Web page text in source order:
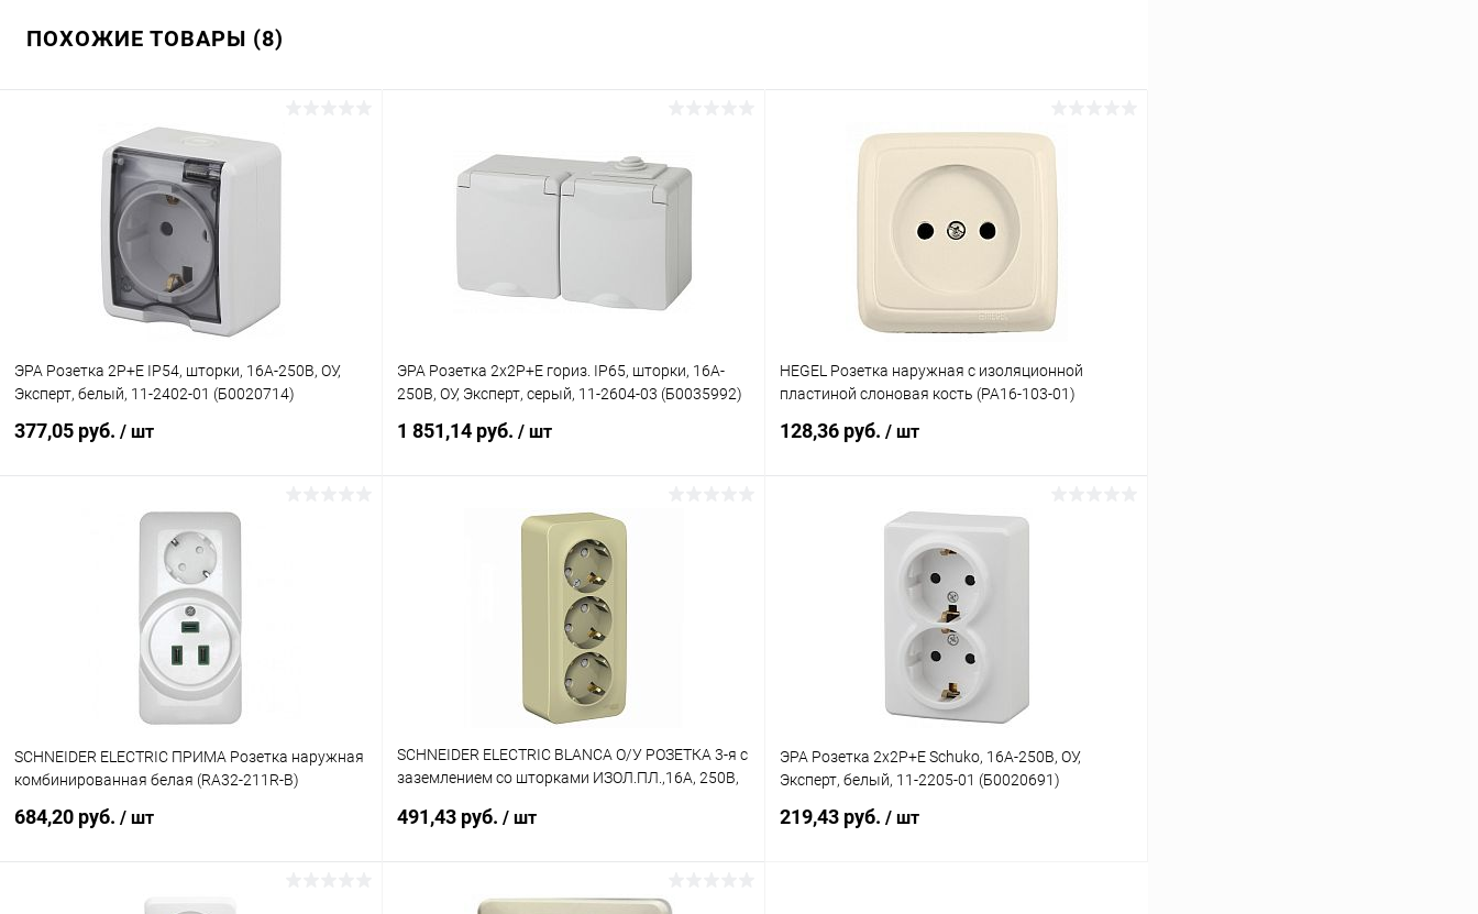
ПОХОЖИЕ ТОВАРЫ (8)
ЭРА Розетка 2P+E IP54, шторки, 16A-250В, ОУ,
Эксперт, белый, 11-2402-01 (Б0020714)
377,05 руб. / шт
В корзину
В наличии
ЭРА Розетка 2х2P+E гориз. IP65, шторки, 16A-
250В, ОУ, Эксперт, серый, 11-2604-03 (Б0035992)
1 851,14 руб. / шт
В корзину
HEGEL Розетка наружная с изоляционной
пластиной слоновая кость (РА16-103-01)
128,36 руб. / шт
В корзину
SCHNEIDER ELECTRIC ПРИМА Розетка наружная
комбинированная белая (RA32-211R-B)
684,20 руб. / шт
В корзину
SCHNEIDER ELECTRIC BLANCA О/У РОЗЕТКА 3-я с
заземлением со шторками ИЗОЛ.ПЛ.,16А, 250В,
491,43 руб. / шт
В корзину
ЭРА Розетка 2х2P+E Schuko, 16A-250В, ОУ,
Эксперт, белый, 11-2205-01 (Б0020691)
219,43 руб. / шт